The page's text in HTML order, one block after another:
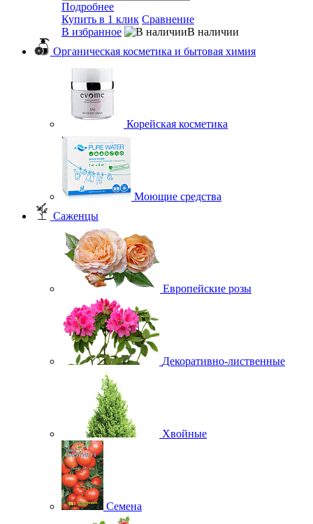
Подробнее
Купить в 1 клик Сравнение
В избранное
В наличии
Органическая косметика и бытовая химия
Корейская косметика
Моющие средства
Саженцы
Европейские розы
Декоративно-лиственные
Хвойные
Семена